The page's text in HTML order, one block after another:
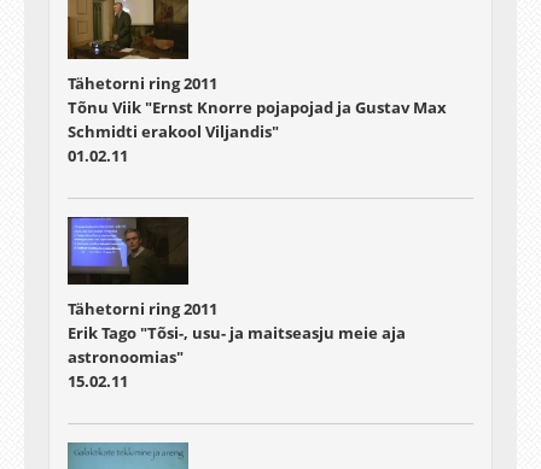
Tähetorni ring 2011
Tõnu Viik "Ernst Knorre pojapojad ja Gustav Max
Schmidti erakool Viljandis"
01.02.11
Tähetorni ring 2011
Erik Tago "Tõsi-, usu- ja maitseasju meie aja
astronoomias"
15.02.11